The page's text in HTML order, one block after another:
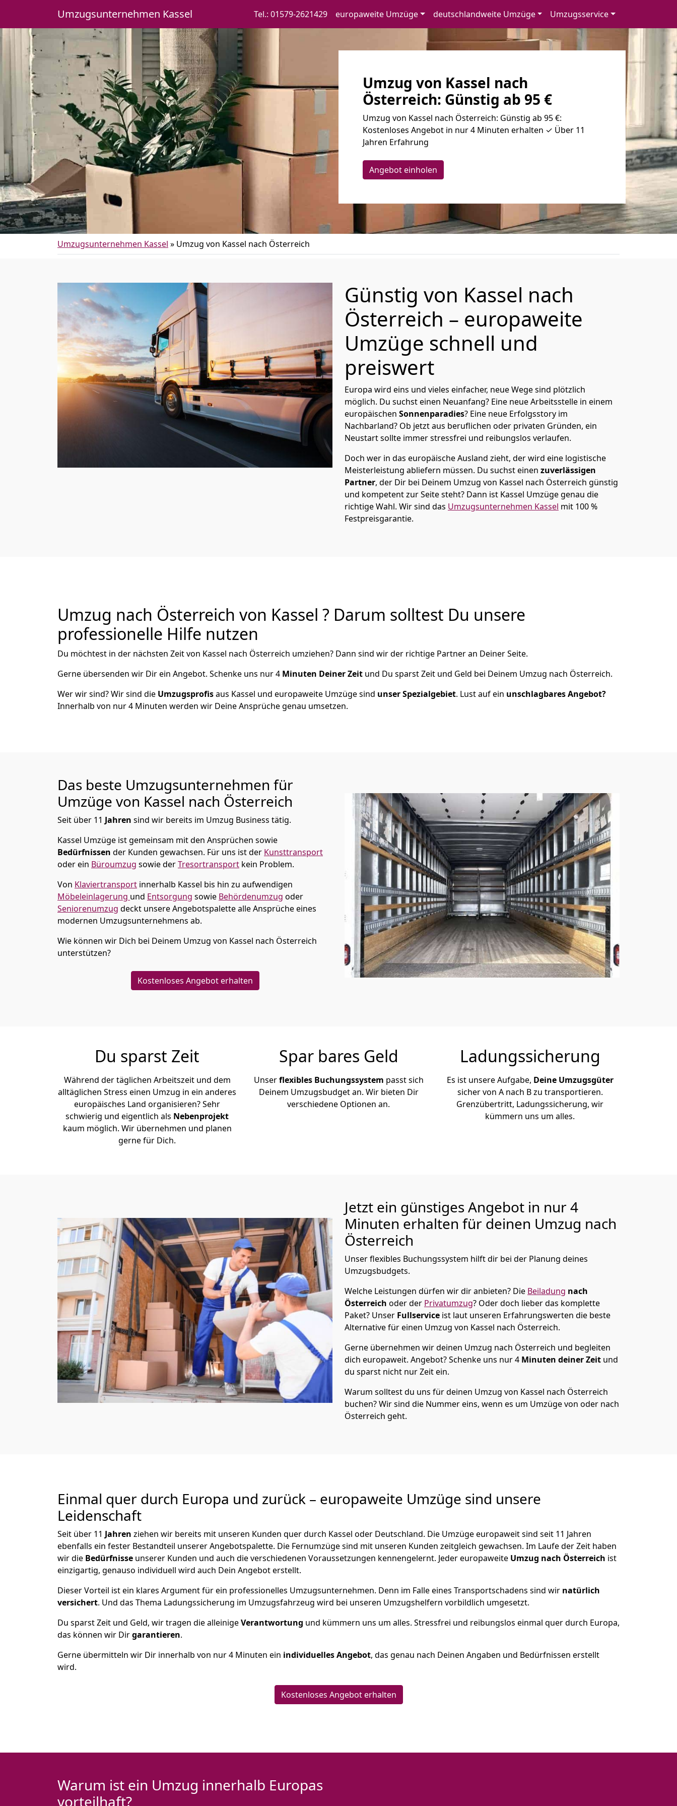
Umzugsunternehmen Kassel Tel.: 01579-2621429 europaweite Umzüge deutschlandweite Umzüge Umzugsservice
Umzug von Kassel nach
Österreich: Günstig ab 95 €
Umzug von Kassel nach Österreich: Günstig ab 95 €:
Kostenloses Angebot in nur 4 Minuten erhalten ✓ Über 11
Jahren Erfahrung
Angebot einholen
Umzugsunternehmen Kassel » Umzug von Kassel nach Österreich
Günstig von Kassel nach
Österreich – europaweite
Umzüge schnell und
preiswert
Europa wird eins und vieles einfacher, neue Wege sind plötzlich
möglich. Du suchst einen Neuanfang? Eine neue Arbeitsstelle in einem
europäischen Sonnenparadies? Eine neue Erfolgsstory im
Nachbarland? Ob jetzt aus beruflichen oder privaten Gründen, ein
Neustart sollte immer stressfrei und reibungslos verlaufen.
Doch wer in das europäische Ausland zieht, der wird eine logistische
Meisterleistung abliefern müssen. Du suchst einen zuverlässigen
Partner, der Dir bei Deinem Umzug von Kassel nach Österreich günstig
und kompetent zur Seite steht? Dann ist Kassel Umzügegenau die
richtige Wahl. Wir sind das Umzugsunternehmen Kassel mit 100 %
Festpreisgarantie.
Umzug nach Österreich von Kassel ? Darum solltest Du unsere
professionelle Hilfe nutzen
Du möchtest in der nächsten Zeit von Kassel nach Österreich umziehen? Dann sind wir der richtige Partner an Deiner Seite.
Gerne übersenden wir Dir ein Angebot. Schenke uns nur4 Minuten Deiner Zeit und Du sparst Zeit und Geld bei Deinem Umzug nach Österreich.
Wer wir sind? Wir sind die Umzugsprofisaus Kassel und europaweite Umzüge sind unser Spezialgebiet. Lust auf ein unschlagbares Angebot?
Innerhalb von nur4 Minuten werden wir Deine Ansprüche genau umsetzen.
Das beste Umzugsunternehmen für
Umzüge von Kassel nach Österreich
Seit über 11 Jahren sind wir bereits im Umzug Business tätig.
Kassel Umzüge ist gemeinsam mit den Ansprüchen sowie
Bedürfnissen der Kunden gewachsen. Für uns ist der Kunsttransport
oder ein Büroumzug sowie derTresortransport kein Problem.
Von Klaviertransport innerhalb Kassel bis hin zu aufwendigen
Möbeleinlagerung und Entsorgung sowie Behördenumzug oder
Seniorenumzug deckt unsere Angebotspalette alle Ansprüche eines
modernen Umzugsunternehmens ab.
Wie können wir Dich bei Deinem Umzug von Kassel nach Österreich
unterstützen?
Kostenloses Angebot erhalten
Du sparst Zeit
Während der täglichen Arbeitszeit und dem
alltäglichen Stress einen Umzug in ein anderes
europäisches Land organisieren? Sehr
schwierig und eigentlich als Nebenprojekt
kaum möglich. Wir übernehmen und planen
gerne für Dich.
Spar bares Geld
Unserflexibles Buchungssystem passt sich
Deinem Umzugsbudget an. Wir bieten Dir
verschiedene Optionen an.
Ladungssicherung
Es ist unsere Aufgabe, Deine Umzugsgüter
sicher von A nach B zu transportieren.
Grenzübertritt, Ladungssicherung, wir
kümmern uns um alles.
Jetzt ein günstiges Angebot in nur 4
Minuten erhalten für deinen Umzug nach
Österreich
Unser flexibles Buchungssystem hilft dir bei der Planung deines
Umzugsbudgets.
Welche Leistungen dürfen wir dir anbieten? Die Beiladung nach
Österreich oder der Privatumzug? Oder doch lieber das komplette
Paket? Unser Fullservice ist laut unseren Erfahrungswerten die beste
Alternative für einen Umzug von Kassel nach Österreich.
Gerne übernehmen wir deinen Umzug nach Österreich und begleiten
dich europaweit. Angebot? Schenke uns nur4 Minuten deiner Zeit und
du sparst nicht nur Zeit ein.
Warum solltest du uns für deinen Umzug von Kassel nach Österreich
buchen? Wir sind die Nummer eins, wenn es um Umzüge von oder nach
Österreich geht.
Einmal quer durch Europa und zurück – europaweite Umzüge sind unsere
Leidenschaft
Seit über 11 Jahren ziehen wir bereits mit unseren Kunden quer durch Kassel oder Deutschland. Die Umzüge europaweit sind seit 11 Jahren
ebenfalls ein fester Bestandteil unserer Angebotspalette. Die Fernumzüge sind mit unseren Kunden zeitgleich gewachsen. Im Laufe der Zeit haben
wir die Bedürfnisse unserer Kunden und auch die verschiedenen Voraussetzungen kennengelernt. Jeder europaweite Umzug nach Österreich ist
einzigartig, genauso individuell wird auch Dein Angebot erstellt.
Dieser Vorteil ist ein klares Argument für ein professionelles Umzugsunternehmen. Denn im Falle eines Transportschadens sind wir natürlich
versichert. Und das Thema Ladungssicherung im Umzugsfahrzeug wird bei unseren Umzugshelfern vorbildlich umgesetzt.
Du sparst Zeit und Geld, wir tragen die alleinigeVerantwortung und kümmern uns um alles. Stressfrei und reibungslos einmal quer durch Europa,
das können wir Dirgarantieren.
Gerne übermitteln wir Dir innerhalb von nur4 Minuten ein individuelles Angebot, das genau nach Deinen Angaben und Bedürfnissen erstellt
wird.
Kostenloses Angebot erhalten
Warum ist ein Umzug innerhalb Europas
vorteilhaft?